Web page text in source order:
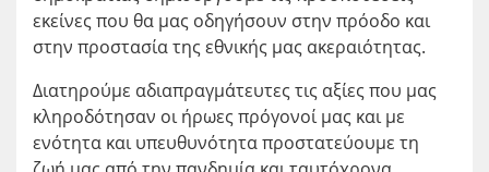
εκείνες που θα μας οδηγήσουν στην πρόοδο και
στην προστασία της εθνικής μας ακεραιότητας.
Διατηρούμε αδιαπραγμάτευτες τις αξίες που μας
κληροδότησαν οι ήρωες πρόγονοί μας και με
ενότητα και υπευθυνότητα προστατεύουμε τη